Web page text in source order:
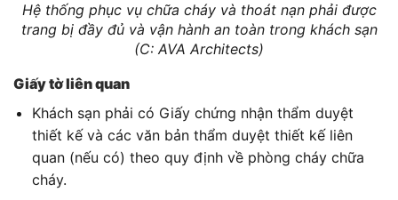
Hệ thống phục vụ chữa cháy và thoát nạn phải được
trang bị đầy đủ và vận hành an toàn trong khách sạn
(C: AVA Architects)
Giấy tờ liên quan
Khách sạn phải có Giấy chứng nhận thẩm duyệt
thiết kế và các văn bản thẩm duyệt thiết kế liên
quan (nếu có) theo quy định về phòng cháy chữa
cháy.